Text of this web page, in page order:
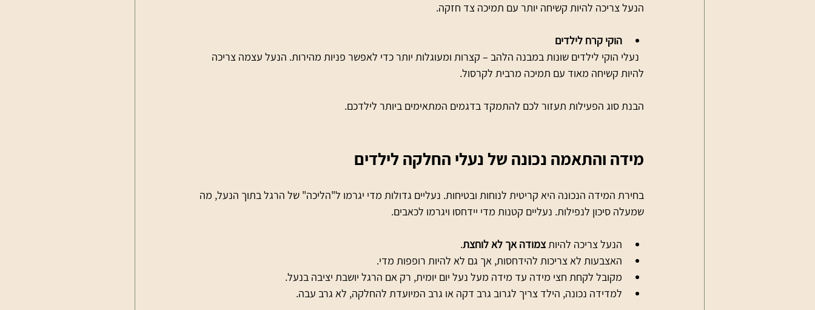
הנעל צריכה להיות קשיחה יותר עם תמיכה צד חזקה.
הוקי קרח לילדים
  נעלי הוקי לילדים שונות במבנה הלהב – קצרות ומעוגלות יותר כדי לאפשר פניות מהירות. הנעל עצמה צריכה
להיות קשיחה מאוד עם תמיכה מרבית לקרסול.
הבנת סוג הפעילות תעזור לכם להתמקד בדגמים המתאימים ביותר לילדכם.
מידה והתאמה נכונה של נעלי החלקה לילדים
בחירת המידה הנכונה היא קריטית לנוחות ובטיחות. נעליים גדולות מדי יגרמו ל"הליכה" של הרגל בתוך הנעל, מה
שמעלה סיכון לנפילות. נעליים קטנות מדי יידחסו ויגרמו לכאבים.
הנעל צריכה להיות צמודה אך לא לוחצת.
האצבעות לא צריכות להידחסות, אך גם לא להיות רופפות מדי.
מקובל לקחת חצי מידה עד מידה מעל נעל יום יומית, רק אם הרגל יושבת יציבה בנעל.
למדידה נכונה, הילד צריך לגרוב גרב דקה או גרב המיועדת להחלקה, לא גרב עבה.